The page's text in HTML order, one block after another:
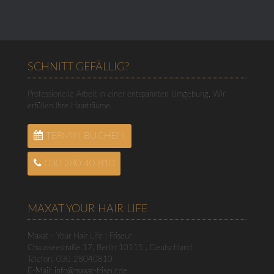
SCHNITT GEFÄLLIG?
Professionelle Arbeit in einer entspannten Umgebung. Wir
erfüllen Ihre Haarträume.
TERMIN BUCHEN
030 280 40 810
MAXAT YOUR HAIR LIFE
Maxat - Your Hair Life | Friseur
Chausseestraße 17 , Berlin 10115 ,
Deutschland
Telefon:
030 28040810
E-Mail: info@maxat-friseur.de